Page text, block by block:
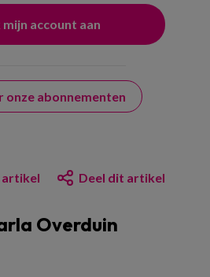
onze abonnementen
artikel Deel dit artikel
Overduin